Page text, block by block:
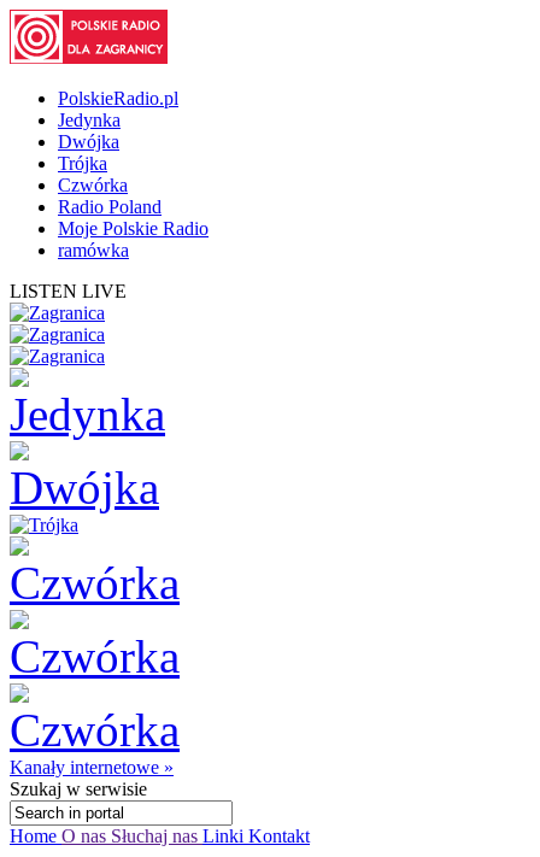
PolskieRadio.pl
Jedynka
Dwójka
Trójka
Czwórka
Radio Poland
Moje Polskie Radio
ramówka
LISTEN LIVE
Kanały internetowe »
Szukaj w serwisie
Home O nas Słuchaj nas Linki Kontakt